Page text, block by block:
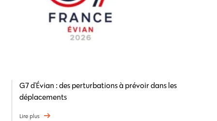
G7 d'Évian : des perturbations à prévoir dans les
déplacements
Lire plus